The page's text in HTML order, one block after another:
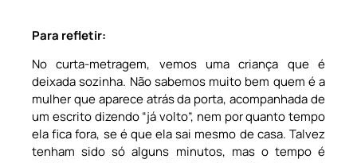
Para refletir:
No curta-metragem, vemos uma criança que é
deixada sozinha. Não sabemos muito bem quem é a
mulher que aparece atrás da porta, acompanhada de
um escrito dizendo “já volto”, nem por quanto tempo
ela fica fora, se é que ela sai mesmo de casa. Talvez
tenham sido só alguns minutos, mas o tempo é